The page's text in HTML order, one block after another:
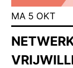
MA 5 OKT